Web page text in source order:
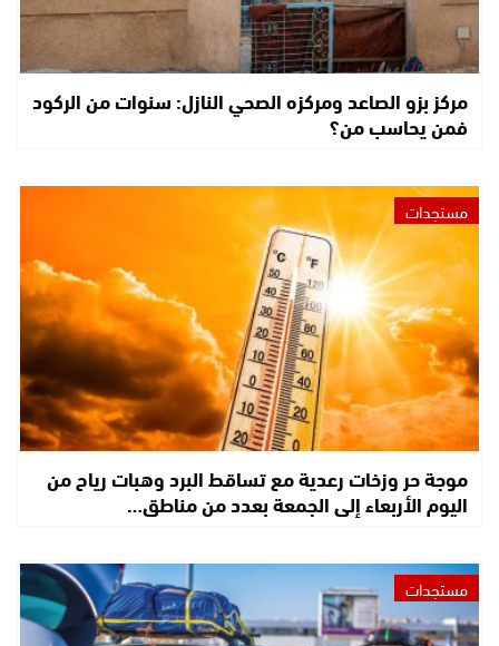
مركز بزو الصاعد ومركزه الصحي النازل: سنوات من الركود
فمن يحاسب من؟
مستجدات
موجة حر وزخات رعدية مع تساقط البرد وهبات رياح من
اليوم الأربعاء إلى الجمعة بعدد من مناطق…
مستجدات